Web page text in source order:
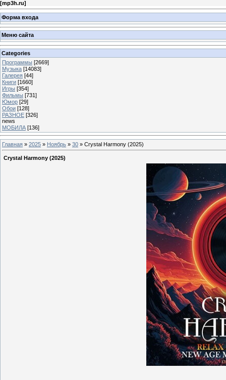
[mp3h.ru]
Форма входа
Меню сайта
Categories
Программы [2669]
Музыка [14083]
Галерея [44]
Книги [1660]
Игры [354]
Фильмы [731]
Юмор [29]
Обои [128]
РАЗНОЕ [326]
news
МОБИЛА [136]
Главная » 2025 » Ноябрь » 30 » Crystal Harmony (2025)
Crystal Harmony (2025)